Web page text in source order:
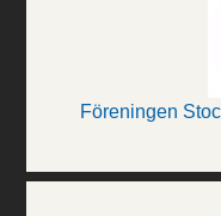
Föreningen